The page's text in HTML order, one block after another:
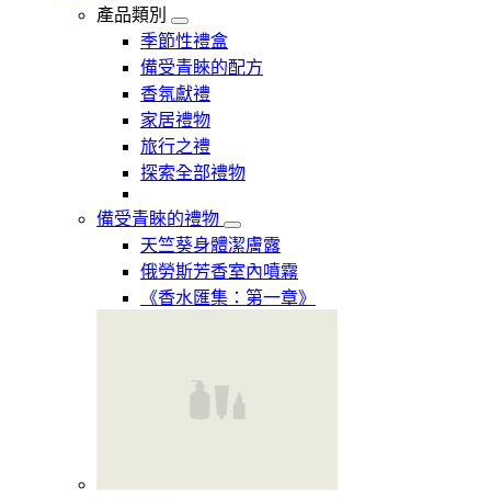
產品類別
季節性禮盒
備受青睞的配方
香氛獻禮
家居禮物
旅行之禮
探索全部禮物
備受青睞的禮物
天竺葵身體潔膚露
俄勞斯芳香室內噴霧
《香水匯集：第一章》​